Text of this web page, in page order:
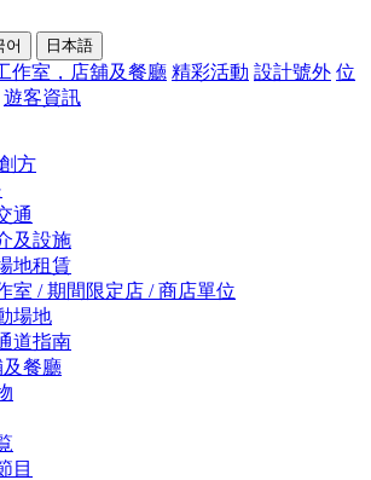
어 日本語
作室，店舖及餐廳 精彩活動 設計號外 位
遊客資訊
方
通
及設施
地租賃
室 / 期間限定店 / 商店單位
場地
道指南
餐廳
目